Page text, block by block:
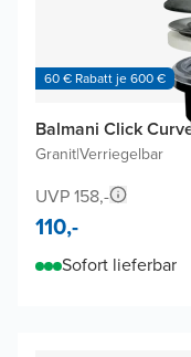
60 € Rabatt je 600 €
Balmani Click
Granit|Verriegelbar
UVP 158,-
110,-
Sofort lieferbar